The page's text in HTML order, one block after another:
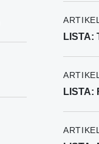
LISTA:
LISTA: